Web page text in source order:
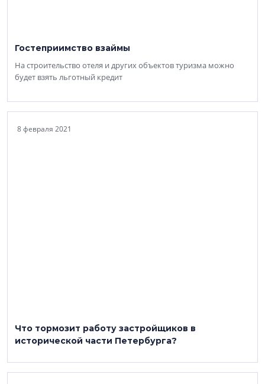
Гостеприимство взаймы
На строительство отеля и других объектов туризма можно
будет взять льготный кредит
8 февраля 2021
Что тормозит работу застройщиков в
исторической части Петербурга?